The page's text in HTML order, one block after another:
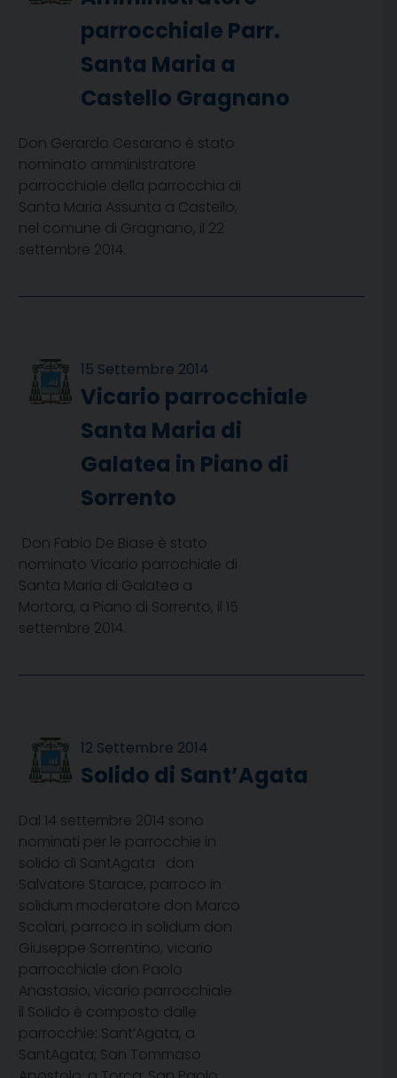
parrocchiale Parr.
Santa Maria a
Castello Gragnano
Don Gerardo Cesarano è stato
nominato amministratore
parrocchiale della parrocchia di
Santa Maria Assunta a Castello,
nel comune di Gragnano, il 22
settembre 2014.
15 Settembre 2014
Vicario parrocchiale
Santa Maria di
Galatea in Piano di
Sorrento
Don Fabio De Biase è stato
nominato Vicario parrochiale di
Santa Maria di Galatea a
Mortora, a Piano di Sorrento, il 15
settembre 2014.
12 Settembre 2014
Solido di Sant’Agata
Dal 14 settembre 2014 sono
nominati per le parrocchie in
solido di SantAgata don
Salvatore Starace, parroco in
solidum moderatore don Marco
Scolari, parroco in solidum don
Giuseppe Sorrentino, vicario
parrocchiale don Paolo
Anastasio, vicario parrocchiale
il Solido è composto dalle
parrocchie: Sant’Agata, a
SantAgata; San Tommaso